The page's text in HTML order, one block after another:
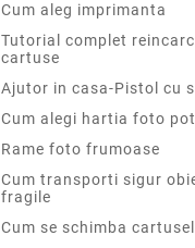
Cum aleg imprimanta
Tutorial complet
cartuse
Ajutor in casa-Pistol cu
Cum alegi hartia foto
Rame foto frumoase
Cum transporti sigur
fragile
Cum se schimba